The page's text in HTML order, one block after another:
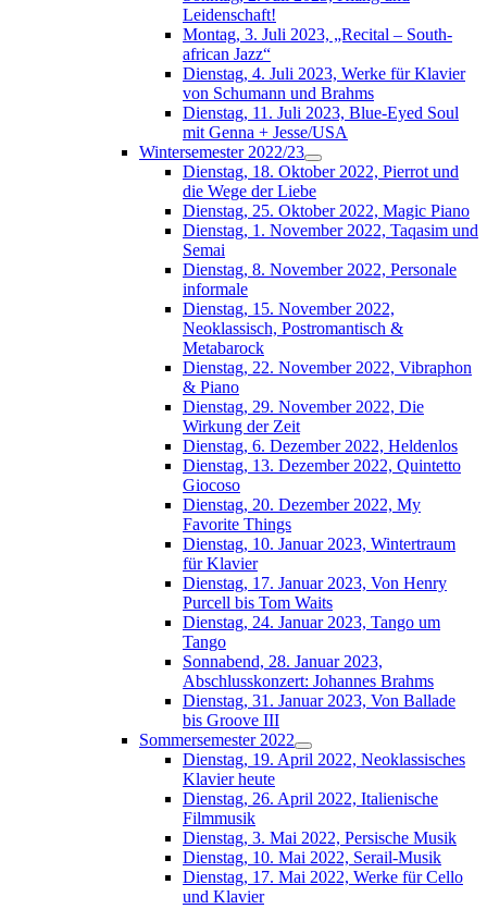
Leidenschaft!
Montag, 3. Juli 2023, „Recital – South-
african Jazz“
Dienstag, 4. Juli 2023, Werke für Klavier
von Schumann und Brahms
Dienstag, 11. Juli 2023, Blue-Eyed Soul
mit Genna + Jesse/USA
Wintersemester 2022/23
Dienstag, 18. Oktober 2022, Pierrot und
die Wege der Liebe
Dienstag, 25. Oktober 2022, Magic Piano
Dienstag, 1. November 2022, Taqasim und
Semai
Dienstag, 8. November 2022, Personale
informale
Dienstag, 15. November 2022,
Neoklassisch, Postromantisch &
Metabarock
Dienstag, 22. November 2022, Vibraphon
& Piano
Dienstag, 29. November 2022, Die
Wirkung der Zeit
Dienstag, 6. Dezember 2022, Heldenlos
Dienstag, 13. Dezember 2022, Quintetto
Giocoso
Dienstag, 20. Dezember 2022, My
Favorite Things
Dienstag, 10. Januar 2023, Wintertraum
für Klavier
Dienstag, 17. Januar 2023, Von Henry
Purcell bis Tom Waits
Dienstag, 24. Januar 2023, Tango um
Tango
Sonnabend, 28. Januar 2023,
Abschlusskonzert: Johannes Brahms
Dienstag, 31. Januar 2023, Von Ballade
bis Groove III
Sommersemester 2022
Dienstag, 19. April 2022, Neoklassisches
Klavier heute
Dienstag, 26. April 2022, Italienische
Filmmusik
Dienstag, 3. Mai 2022, Persische Musik
Dienstag, 10. Mai 2022, Serail-Musik
Dienstag, 17. Mai 2022, Werke für Cello
und Klavier